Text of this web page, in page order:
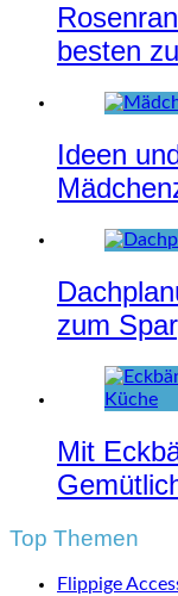
besten
Ideen
zum
Mit
Top Themen
Flippige